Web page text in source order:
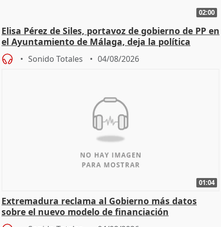
02:00
Elisa Pérez de Siles, portavoz de gobierno de PP en
el Ayuntamiento de Málaga, deja la política
Sonido Totales 04/08/2026
01:04
Extremadura reclama al Gobierno más datos
sobre el nuevo modelo de financiación